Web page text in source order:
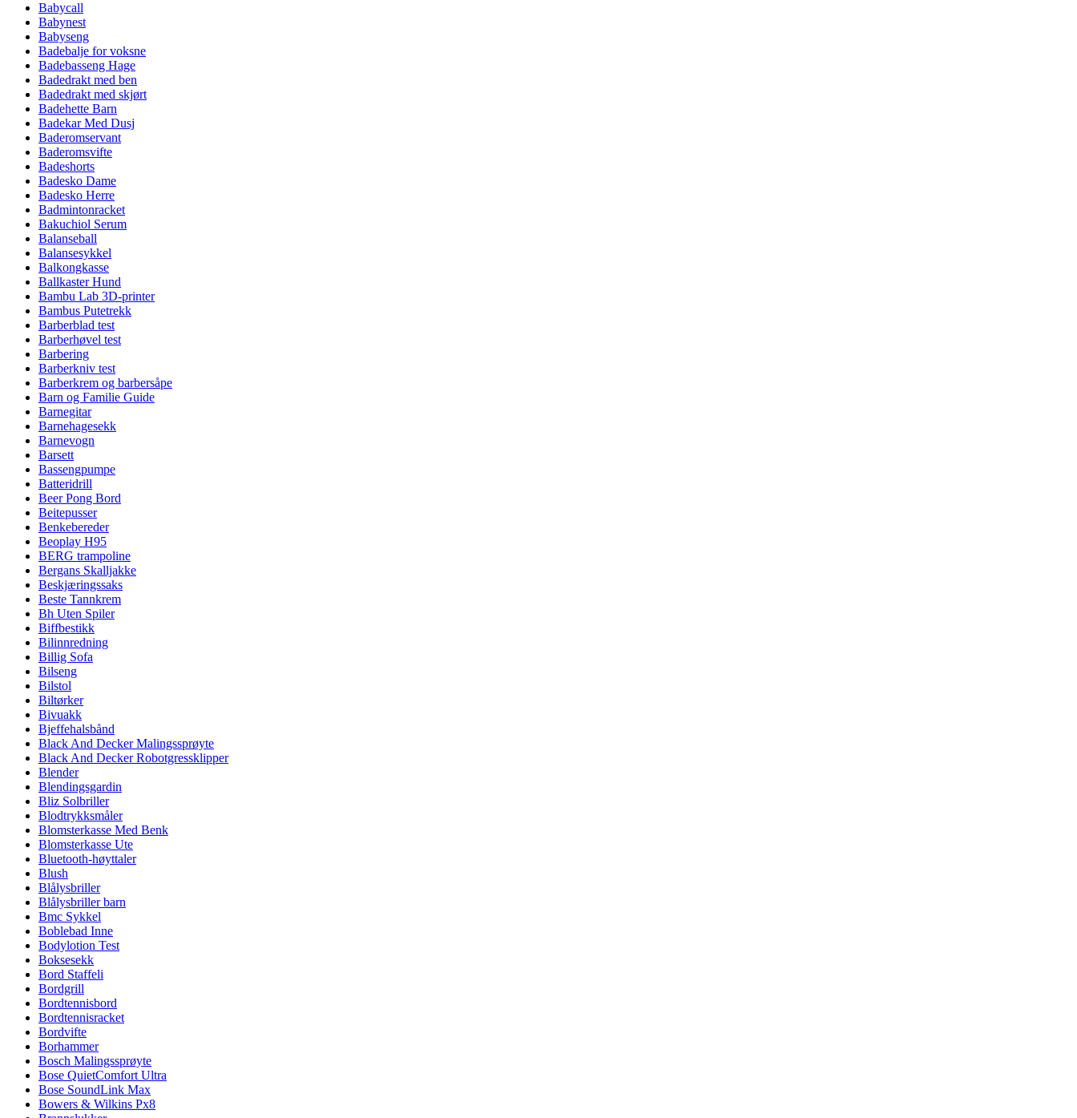
Babycall
Babynest
Babyseng
Badebalje for voksne
Badebasseng Hage
Badedrakt med ben
Badedrakt med skjørt
Badehette Barn
Badekar Med Dusj
Baderomservant
Baderomsvifte
Badeshorts
Badesko Dame
Badesko Herre
Badmintonracket
Bakuchiol Serum
Balanseball
Balansesykkel
Balkongkasse
Ballkaster Hund
Bambu Lab 3D-printer
Bambus Putetrekk
Barberblad test
Barberhøvel test
Barbering
Barberkniv test
Barberkrem og barbersåpe
Barn og Familie Guide
Barnegitar
Barnehagesekk
Barnevogn
Barsett
Bassengpumpe
Batteridrill
Beer Pong Bord
Beitepusser
Benkebereder
Beoplay H95
BERG trampoline
Bergans Skalljakke
Beskjæringssaks
Beste Tannkrem
Bh Uten Spiler
Biffbestikk
Bilinnredning
Billig Sofa
Bilseng
Bilstol
Biltørker
Bivuakk
Bjeffehalsbånd
Black And Decker Malingssprøyte
Black And Decker Robotgressklipper
Blender
Blendingsgardin
Bliz Solbriller
Blodtrykksmåler
Blomsterkasse Med Benk
Blomsterkasse Ute
Bluetooth-høyttaler
Blush
Blålysbriller
Blålysbriller barn
Bmc Sykkel
Boblebad Inne
Bodylotion Test
Boksesekk
Bord Staffeli
Bordgrill
Bordtennisbord
Bordtennisracket
Bordvifte
Borhammer
Bosch Malingssprøyte
Bose QuietComfort Ultra
Bose SoundLink Max
Bowers & Wilkins Px8